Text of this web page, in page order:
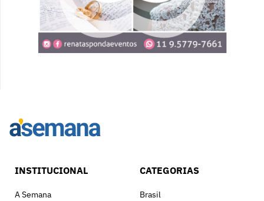
INSTITUCIONAL
A Semana
CATEGORIAS
Brasil